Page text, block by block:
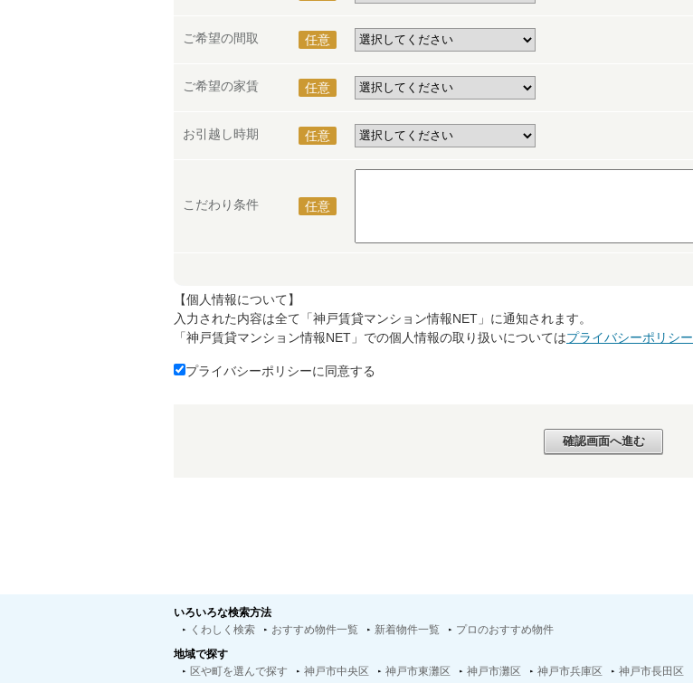
ご希望の間取 任意
ご希望の家賃 任意
お引越し時期 任意
こだわり条件 任意
【個人情報について】
入力された内容は全て「神戸賃貸マンション情報NET」に通知されます。
「神戸賃貸マンション情報NET」での個人情報の取り扱いについてはプライバシーポリシー
プライバシーポリシーに同意する
いろいろな検索方法
くわしく検索
おすすめ物件一覧 新着物件一覧
プロのおすすめ物件
地域で探す
区や町を選んで探す
神戸市中央区 神戸市東灘区 神戸市灘区 神戸市兵庫区 神戸市長田区